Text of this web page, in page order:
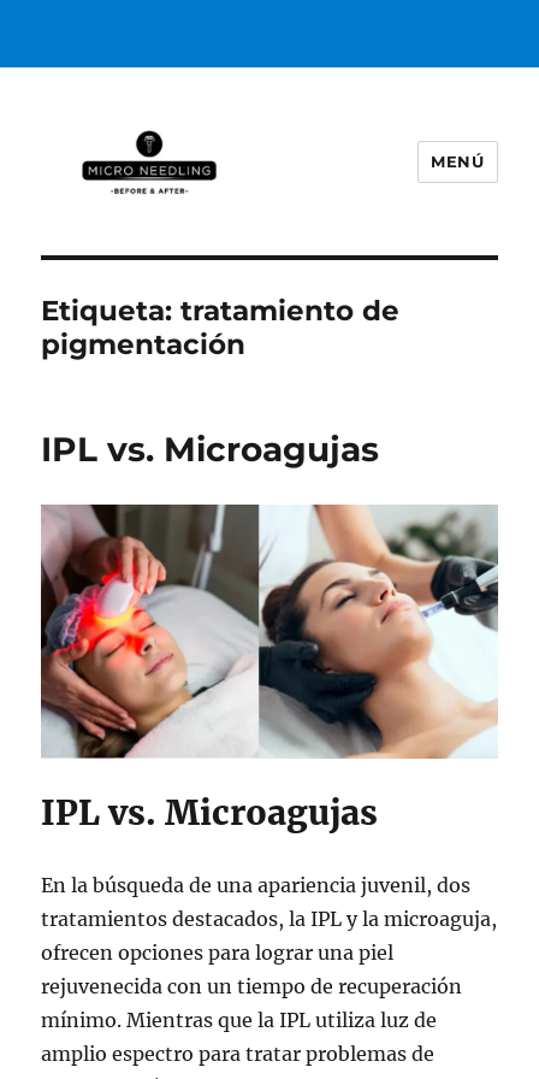
MENÚ
Etiqueta:tratamiento de
pigmentación
IPL vs. Microagujas
IPL vs. Microagujas
En la búsqueda de una apariencia juvenil, dos
tratamientos destacados, la IPL y la microaguja,
ofrecen opciones para lograr una piel
rejuvenecida con un tiempo de recuperación
mínimo. Mientras que la IPL utiliza luz de
amplio espectro para tratar problemas de